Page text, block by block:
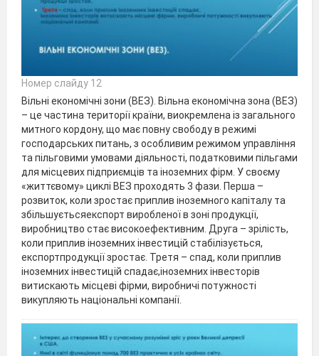
Номер слайду 12
Вільні економічні зони (ВЕЗ). Вільна економічна зона (ВЕЗ)
– це частина території країни, виокремлена із загального
митного кордону, що має повну свободу в режимі
господарських питань, з особливим режимом управління
та пільговими умовами діяльності, податковими пільгами
для місцевих підприємців та іноземних фірм. У своєму
«життєвому» циклі ВЕЗ проходять 3 фази. Перша –
розвиток, коли зростає приплив іноземного капіталу та
збільшуєтьсяекспорт виробленої в зоні продукції,
виробництво стає високоефективним. Друга – зрілість,
коли приплив іноземних інвестицій стабілізується,
експортпродукції зростає. Третя – спад, коли приплив
іноземних інвестицій спадає,іноземних інвесторів
витискають місцеві фірми, виробничі потужності
викупляють національні компанії.